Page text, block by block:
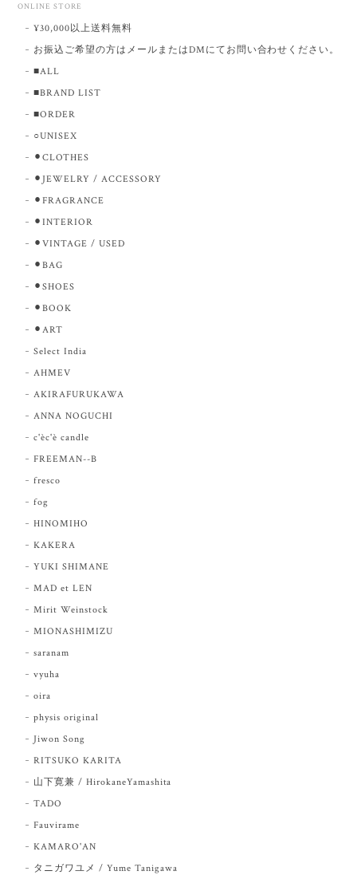
ONLINE STORE
¥30,000以上送料無料
お振込ご希望の方はメールまたはDMにてお問い合わせください。
■ALL
■BRAND LIST
■ORDER
○UNISEX
⚫︎CLOTHES
⚫︎JEWELRY / ACCESSORY
⚫︎FRAGRANCE
⚫︎INTERIOR
⚫︎VINTAGE / USED
⚫︎BAG
⚫︎SHOES
⚫︎BOOK
⚫︎ART
Select India
AHMEV
AKIRAFURUKAWA
ANNA NOGUCHI
c'èc'è candle
FREEMAN--B
fresco
fog
HINOMIHO
KAKERA
YUKI SHIMANE
MAD et LEN
Mirit Weinstock
MIONASHIMIZU
saranam
vyuha
oira
physis original
Jiwon Song
RITSUKO KARITA
山下寛兼 / HirokaneYamashita
TADO
Fauvirame
KAMARO'AN
タニガワユメ / Yume Tanigawa